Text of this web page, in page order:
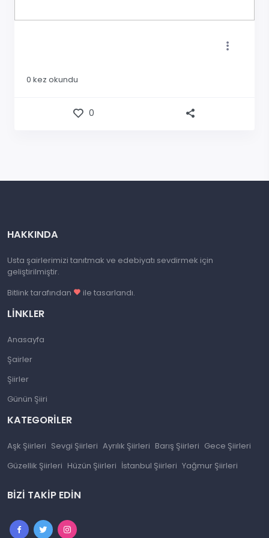
0 kez okundu
0
HAKKINDA
Usta şairlerimizi tanıtmak ve edebiyatı sevdirmek için
geliştirilmiştir.
Bitlink tarafından
ile tasarlandı.
LINKLER
Anasayfa
Şairler
Şiirler
Günün Şiiri
KATEGORILER
Aşk Şiirleri Sevgi Şiirleri Ayrılık Şiirleri Barış Şiirleri Gece Şiirleri
Güzellik Şiirleri Hüzün Şiirleri İstanbul Şiirleri Yağmur Şiirleri
BIZI TAKIP EDIN